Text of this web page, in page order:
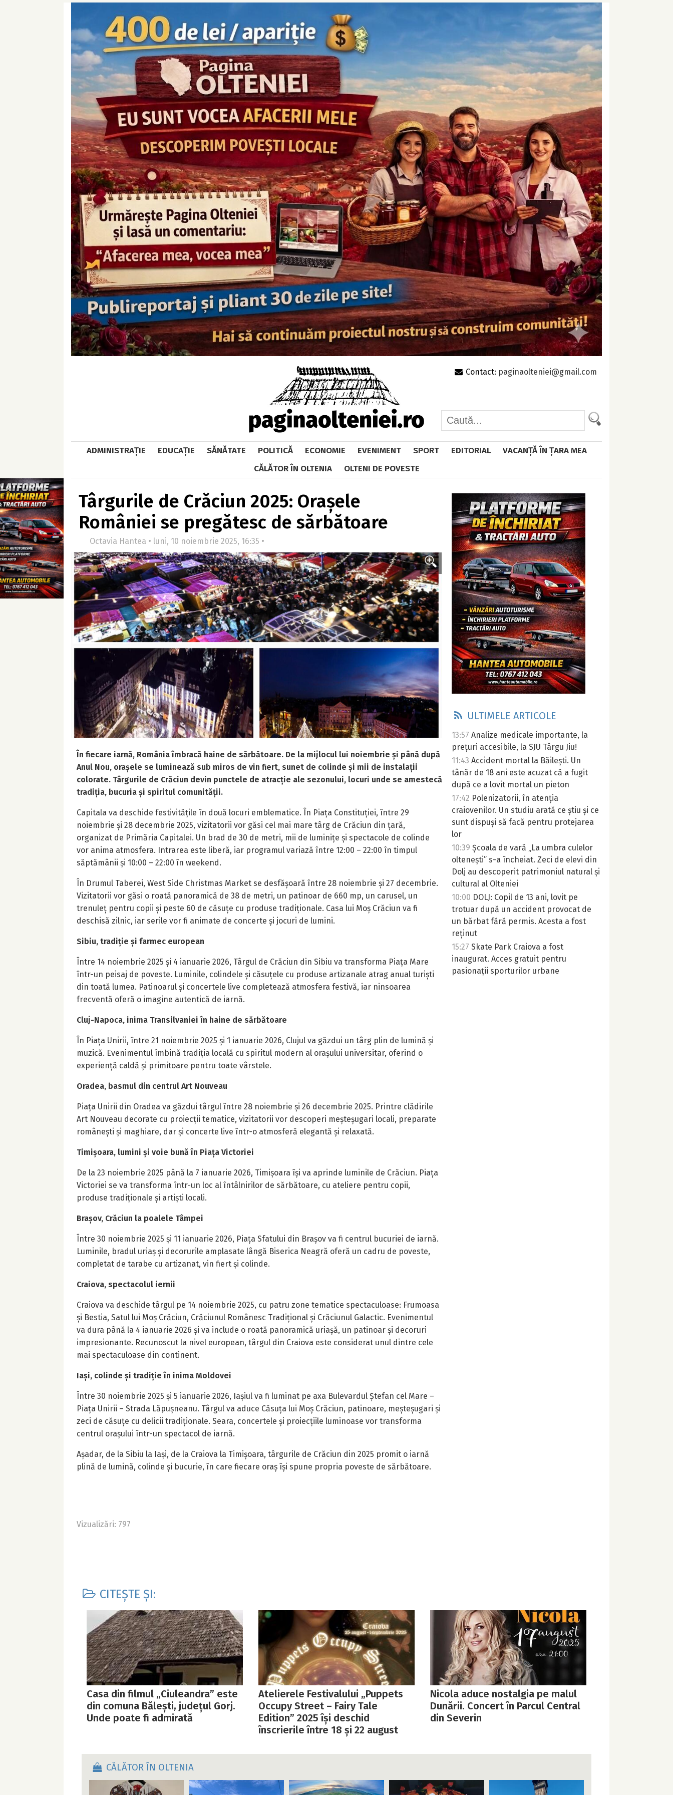
Contact: paginaolteniei@gmail.com
ADMINISTRAȚIE EDUCAȚIE SĂNĂTATE POLITICĂ ECONOMIE EVENIMENT SPORT EDITORIAL
VACANȚĂ ÎN ȚARA MEA
CĂLĂTOR ÎN OLTENIA
OLTENI DE POVESTE
ULTIMELE ARTICOLE
13:57 Analize medicale importante, la
prețuri accesibile, la SJU Târgu Jiu!
11:43 Accident mortal la Băilești. Un
tânăr de 18 ani este acuzat că a fugit
după ce a lovit mortal un pieton
17:42 Polenizatorii, în atenția
craiovenilor. Un studiu arată ce știu și ce
sunt dispuși să facă pentru protejarea
lor
10:39 Școala de vară „La umbra culelor
oltenești” s-a încheiat. Zeci de elevi din
Dolj au descoperit patrimoniul natural și
cultural al Olteniei
10:00 DOLJ: Copil de 13 ani, lovit pe
trotuar după un accident provocat de
un bărbat fără permis. Acesta a fost
reținut
15:27 Skate Park Craiova a fost
inaugurat. Acces gratuit pentru
pasionații sporturilor urbane
Târgurile de Crăciun 2025: Orașele
României se pregătesc de sărbătoare
Octavia Hantea • luni, 10 noiembrie 2025, 16:35 •
În fiecare iarnă, România îmbracă haine de sărbătoare. De la mijlocul lui noiembrie și până după
Anul Nou, orașele se luminează sub miros de vin fiert, sunet de colinde și mii de instalații
colorate. Târgurile de Crăciun devin punctele de atracție ale sezonului, locuri unde se amestecă
tradiția, bucuria și spiritul comunității.
Capitala va deschide festivitățile în două locuri emblematice. În Piața Constituției, între 29
noiembrie și 28 decembrie 2025, vizitatorii vor găsi cel mai mare târg de Crăciun din țară,
organizat de Primăria Capitalei. Un brad de 30 de metri, mii de luminițe și spectacole de colinde
vor anima atmosfera. Intrarea este liberă, iar programul variază între 12:00 – 22:00 în timpul
săptămânii și 10:00 – 22:00 în weekend.
În Drumul Taberei, West Side Christmas Market se desfășoară între 28 noiembrie și 27 decembrie.
Vizitatorii vor găsi o roată panoramică de 38 de metri, un patinoar de 660 mp, un carusel, un
trenuleț pentru copii și peste 60 de căsuțe cu produse tradiționale. Casa lui Moș Crăciun va fi
deschisă zilnic, iar serile vor fi animate de concerte și jocuri de lumini.
Sibiu, tradiție și farmec european
Între 14 noiembrie 2025 și 4 ianuarie 2026, Târgul de Crăciun din Sibiu va transforma Piața Mare
într-un peisaj de poveste. Luminile, colindele și căsuțele cu produse artizanale atrag anual turiști
din toată lumea. Patinoarul și concertele live completează atmosfera festivă, iar ninsoarea
frecventă oferă o imagine autentică de iarnă.
Cluj-Napoca, inima Transilvaniei în haine de sărbătoare
În Piața Unirii, între 21 noiembrie 2025 și 1 ianuarie 2026, Clujul va găzdui un târg plin de lumină și
muzică. Evenimentul îmbină tradiția locală cu spiritul modern al orașului universitar, oferind o
experiență caldă și primitoare pentru toate vârstele.
Oradea, basmul din centrul Art Nouveau
Piața Unirii din Oradea va găzdui târgul între 28 noiembrie și 26 decembrie 2025. Printre clădirile
Art Nouveau decorate cu proiecții tematice, vizitatorii vor descoperi meșteșugari locali, preparate
românești și maghiare, dar și concerte live într-o atmosferă elegantă și relaxată.
Timișoara, lumini și voie bună în Piața Victoriei
De la 23 noiembrie 2025 până la 7 ianuarie 2026, Timișoara își va aprinde luminile de Crăciun. Piața
Victoriei se va transforma într-un loc al întâlnirilor de sărbătoare, cu ateliere pentru copii,
produse tradiționale și artiști locali.
Brașov, Crăciun la poalele Tâmpei
Între 30 noiembrie 2025 și 11 ianuarie 2026, Piața Sfatului din Brașov va fi centrul bucuriei de iarnă.
Luminile, bradul uriaș și decorurile amplasate lângă Biserica Neagră oferă un cadru de poveste,
completat de tarabe cu artizanat, vin fiert și colinde.
Craiova, spectacolul iernii
Craiova va deschide târgul pe 14 noiembrie 2025, cu patru zone tematice spectaculoase: Frumoasa
și Bestia, Satul lui Moș Crăciun, Crăciunul Românesc Tradițional și Crăciunul Galactic. Evenimentul
va dura până la 4 ianuarie 2026 și va include o roată panoramică uriașă, un patinoar și decoruri
impresionante. Recunoscut la nivel european, târgul din Craiova este considerat unul dintre cele
mai spectaculoase din continent.
Iași, colinde și tradiție în inima Moldovei
Între 30 noiembrie 2025 și 5 ianuarie 2026, Iașiul va fi luminat pe axa Bulevardul Ștefan cel Mare –
Piața Unirii – Strada Lăpușneanu. Târgul va aduce Căsuța lui Moș Crăciun, patinoare, meșteșugari și
zeci de căsuțe cu delicii tradiționale. Seara, concertele și proiecțiile luminoase vor transforma
centrul orașului într-un spectacol de iarnă.
Așadar, de la Sibiu la Iași, de la Craiova la Timișoara, târgurile de Crăciun din 2025 promit o iarnă
plină de lumină, colinde și bucurie, în care fiecare oraș își spune propria poveste de sărbătoare.
Vizualizări: 797
CITEȘTE ȘI:
Casa din filmul „Ciuleandra” este
din comuna Bălești, județul Gorj.
Unde poate fi admirată
Atelierele Festivalului „Puppets
Occupy Street – Fairy Tale
Edition” 2025 își deschid
înscrierile între 18 și 22 august
Nicola aduce nostalgia pe malul
Dunării. Concert în Parcul Central
din Severin
CĂLĂTOR ÎN OLTENIA